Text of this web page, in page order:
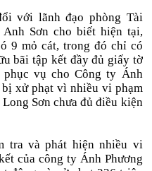
với lãnh đạo phòng Tài
Sơn cho biết hiện tại,
9 mỏ cát, trong đó chỉ có
bãi tập kết đầy đủ giấy tờ
vụ cho Công ty Ánh
bị xử phạt vì nhiều vi phạm
Sơn chưa đủ điều kiện
tra và phát hiện nhiều vi
của công ty Ánh Phương